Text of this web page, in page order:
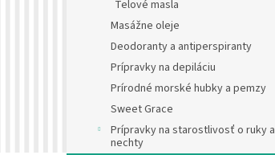
Telové masla
Masážne oleje
Deodoranty a antiperspiranty
Prípravky na depiláciu
Prírodné morské hubky a pemzy
Sweet Grace
Prípravky na starostlivosť o ruky a
nechty